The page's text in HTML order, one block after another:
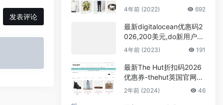
发表评论
新风尚限时7折闪促
4年前 (2022) 692
最新digitalocean优惠码2
026,200美元,do新用户福
利
4年前 (2023) 191
最新The Hut折扣码2026
优惠券-thehut英国官网双
11狂促7.5折
2年前 (2024) 46